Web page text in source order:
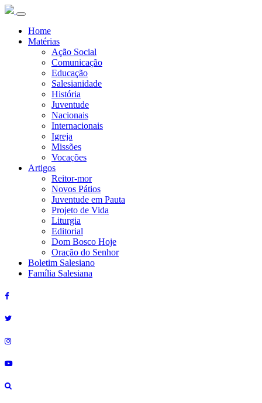
Home
Matérias
Ação Social
Comunicação
Educação
Salesianidade
História
Juventude
Nacionais
Internacionais
Igreja
Missões
Vocações
Artigos
Reitor-mor
Novos Pátios
Juventude em Pauta
Projeto de Vida
Liturgia
Editorial
Dom Bosco Hoje
Oração do Senhor
Boletim Salesiano
Família Salesiana